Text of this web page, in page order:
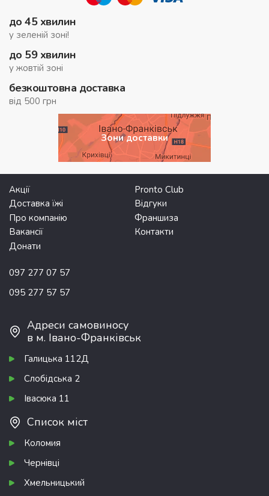
до 45 хвилин
у зеленій зоні!
до 59 хвилин
у жовтій зоні
безкоштовна доставка
від 500 грн
Зони доставки
Акції
Pronto Club
Доставка їжі
Відгуки
Про компанію
Франшиза
Вакансії
Контакти
Донати
097 277 07 57
095 277 57 57
Адреси самовиносу
в м. Івано-Франківськ
Галицька 112Д
Слобідська 2
Івасюка 11
Список міст
Коломия
Чернівці
Хмельницький